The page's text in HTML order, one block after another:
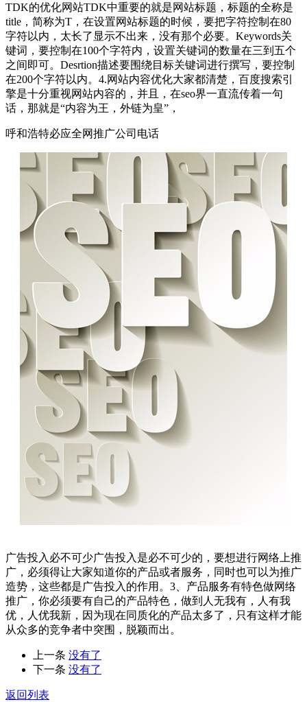
TDK的优化网站TDK中重要的就是网站标题，标题的全称是
title，简称为T，在设置网站标题的时候，要把字符控制在80
字符以内，太长了显示不出来，没有那个必要。Keywords关
键词，要控制在100个字符内，设置关键词的数量在三到五个
之间即可。Desrtion描述要围绕目标关键词进行撰写，要控制
在200个字符以内。4.网站内容优化大家都清楚，百度搜索引
擎是十分重视网站内容的，并且，在seo界一直流传着一句
话，那就是“内容为王，外链为皇”，
呼和浩特必应全网推广公司电话
广告投入必不可少广告投入是必不可少的，要想进行网络上推
广，必须得让大家知道你的产品或者服务，同时也可以为推广
造势，这些都是广告投入的作用。3、产品服务有特色做网络
推广，你必须要有自己的产品特色，做到人无我有，人有我
优，人优我新，因为现在同质化的产品太多了，只有这样才能
从众多的竞争者中突围，脱颖而出。
上一条 没有了
下一条 没有了
返回列表